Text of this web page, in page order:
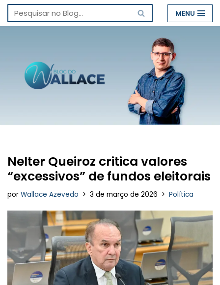
Pular
conteúdo
MENU
Nelter Queiroz critica valores
“excessivos” de fundos eleitorais
por Wallace Azevedo 3 de março de 2026 Política